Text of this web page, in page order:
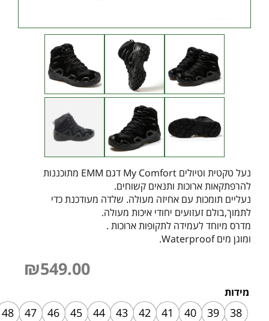
נעל טקטית וטיולים My Comfort דגם EMM מתוכננות
להרפתקאות ארוכות ותנאים קשוחים.
נעליים תומכות עם אחיזה מעולה. שלדה מעודכנת כדי
לתמוך,בולם זעזועים יחודי איכות מעולה.
מדרס מיוחד לעמידה לתקופות ארוכות .
ומוגן מים Waterproof.
₪549.00
מידות
38
39
40
41
42
43
44
45
46
47
48